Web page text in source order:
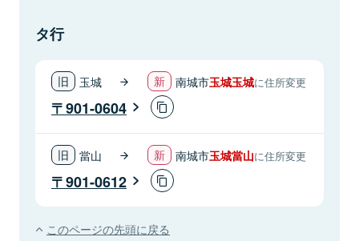
タ行
玉城 南城市玉城玉城に住所変更
901-0604
當山 南城市玉城當山に住所変更
901-0612
このページの先頭に戻る